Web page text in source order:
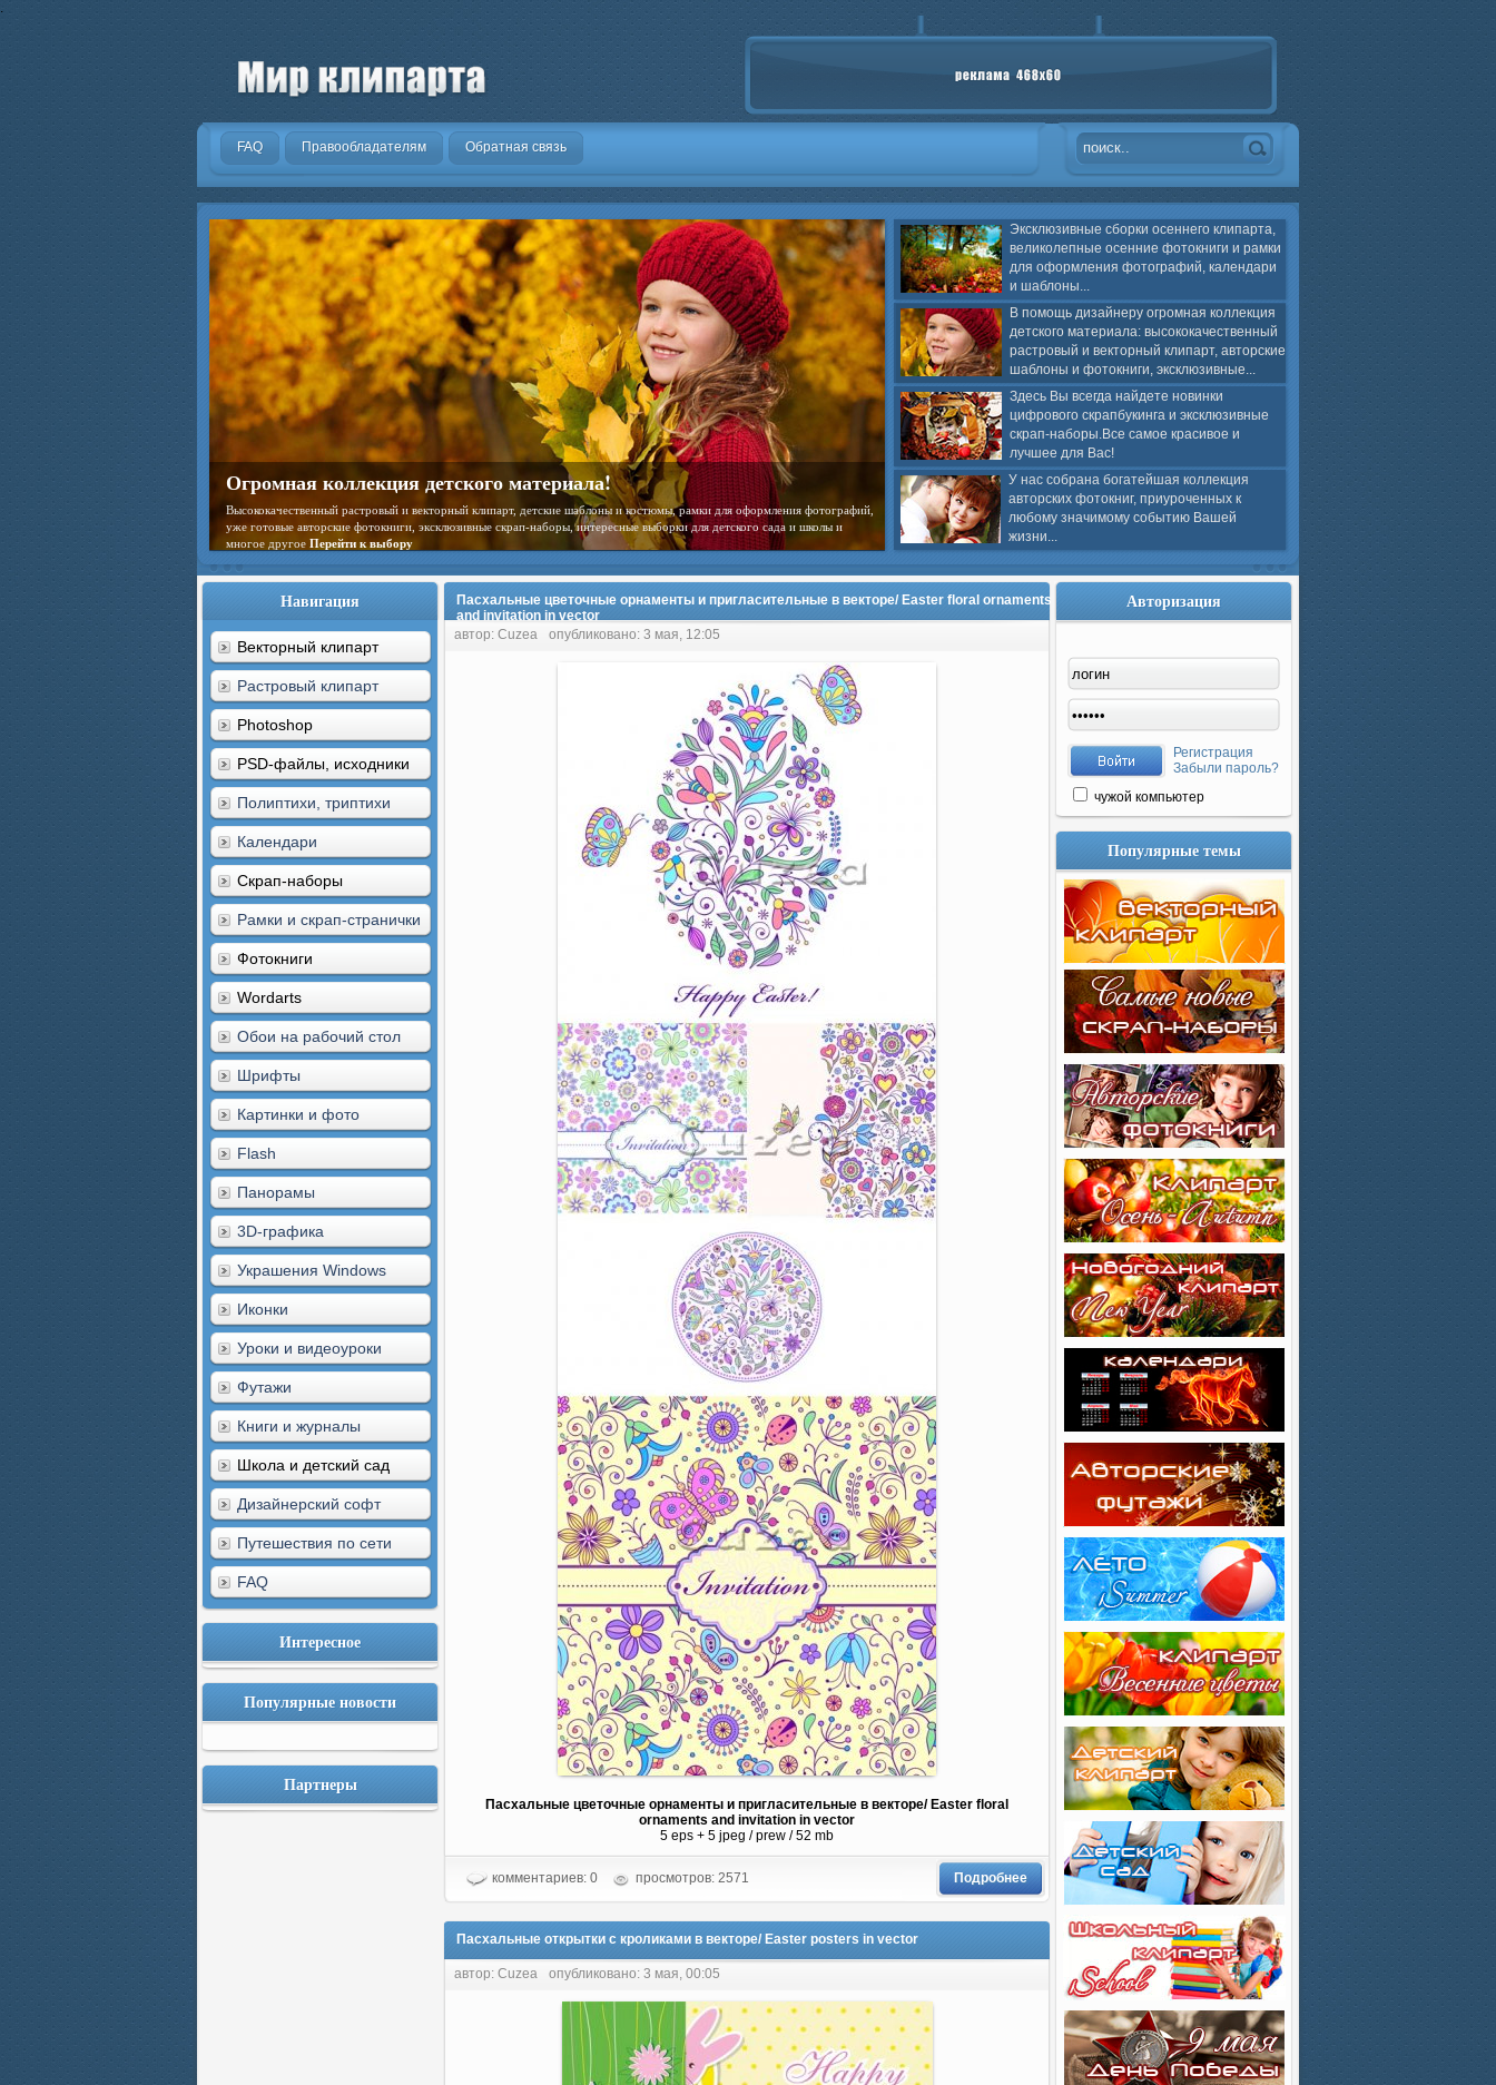
.
FAQ Правообладателям Обратная связь
Эксклюзивные сборки осеннего клипарта,
великолепные осенние фотокниги и рамки
для оформления фотографий, календари
и шаблоны...
В помощь дизайнеру огромная коллекция
детского материала: высококачественный
растровый и векторный клипарт, авторские
шаблоны и фотокниги, эксклюзивные...
Здесь Вы всегда найдете новинки
цифрового скрапбукинга и эксклюзивные
скрап-наборы.Все самое красивое и
лучшее для Вас!
У нас собрана богатейшая коллекция
авторских фотокниг, приуроченных к
любому значимому событию Вашей
жизни...
Огромная коллекция детского материала!
Высококачественный растровый и векторный клипарт, детские шаблоны и костюмы, рамки для оформления фотографий,
уже готовые авторские фотокниги, эксклюзивные скрап-наборы, интересные выборки для детского сада и школы и
многое другое Перейти к выбору
Навигация
Векторный клипарт
Растровый клипарт
Photoshop
PSD-файлы, исходники
Полиптихи, триптихи
Календари
Скрап-наборы
Рамки и скрап-странички
Фотокниги
Wordarts
Обои на рабочий стол
Шрифты
Картинки и фото
Flash
Панорамы
3D-графика
Украшения Windows
Иконки
Уроки и видеоуроки
Футажи
Книги и журналы
Школа и детский сад
Дизайнерский софт
Путешествия по сети
FAQ
Интересное
Популярные новости
Партнеры
Пасхальные цветочные орнаменты и пригласительные в векторе/ Easter floral ornaments
and invitation in vector
автор: Cuzea
опубликовано: 3 мая, 12:05
Пасхальные цветочные орнаменты и пригласительные в векторе/ Easter floral
ornaments and invitation in vector
5 eps + 5 jpeg / prew / 52 mb
комментариев: 0 просмотров: 2571 Подробнее
Пасхальные открытки с кроликами в векторе/ Easter posters in vector
автор: Cuzea опубликовано: 3 мая, 00:05
Авторизация
Регистрация
Забыли пароль?
чужой компьютер
Популярные темы